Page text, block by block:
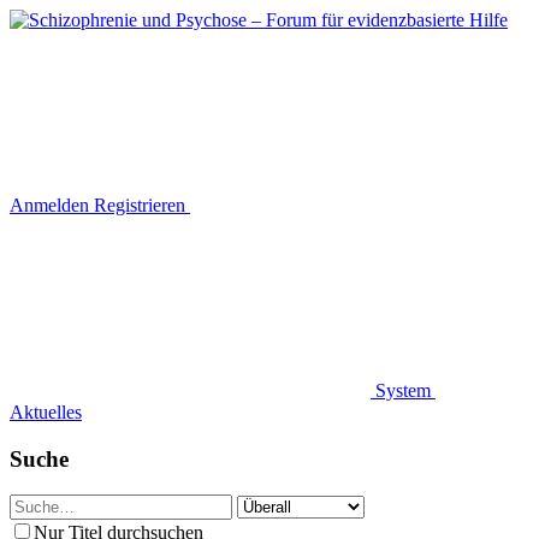
Anmelden Registrieren
System
Aktuelles
Suche
Nur Titel durchsuchen